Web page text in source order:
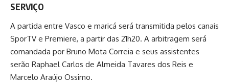
SERVIÇO
A partida entre Vasco e maricá será transmitida pelos canais
SporTV e Premiere, a partir das 21h20. A arbitragem será
comandada por Bruno Mota Correia e seus assistentes
serão Raphael Carlos de Almeida Tavares dos Reis e
Marcelo Araújo Ossimo.